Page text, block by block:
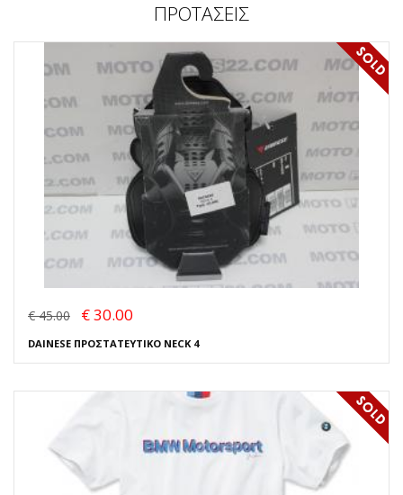
ΠΡΟΤΑΣΕΙΣ
€ 45.00 € 30.00
DAINESE ΠΡΟΣΤΑΤΕΥΤΙΚΟ NECK 4